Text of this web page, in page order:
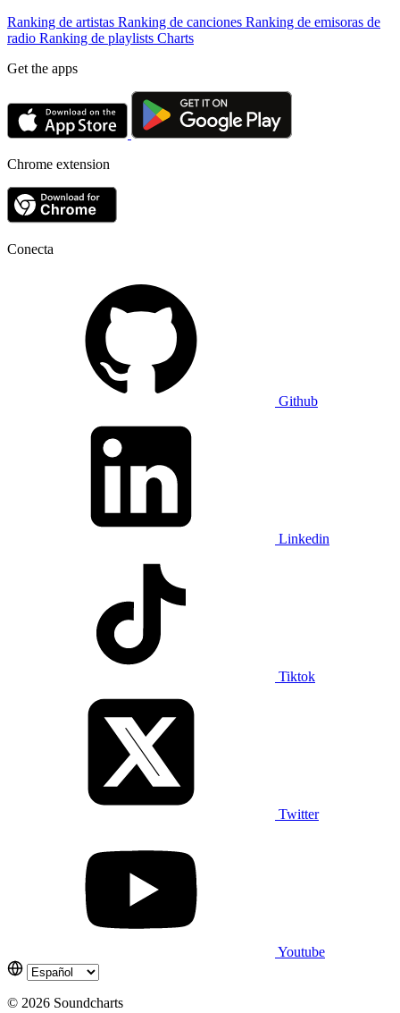
Ranking de artistas Ranking de canciones Ranking de emisoras de
radio Ranking de playlists Charts
Get the apps
Chrome extension
Conecta
Github
Linkedin
Tiktok
Twitter
Youtube
© 2026 Soundcharts